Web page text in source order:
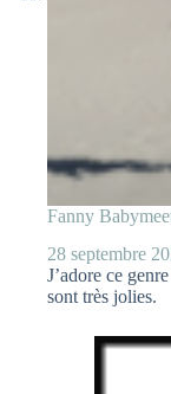
Fanny
28 septembre
J’adore ce
sont très jolies.